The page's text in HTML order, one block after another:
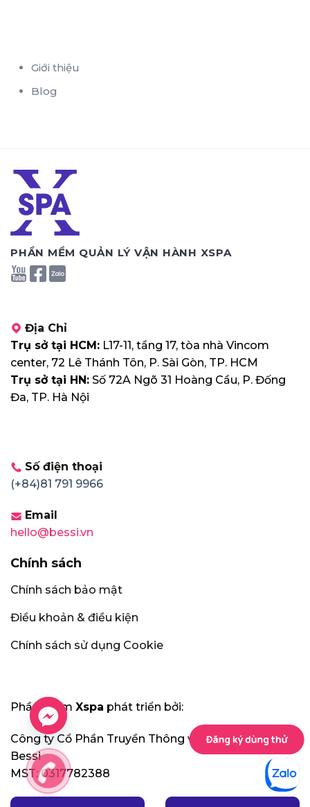
Giới thiệu
Blog
PHẦN MỀM QUẢN LÝ VẬN HÀNH XSPA
Địa Chỉ
Trụ sở tại HCM: L17-11, tầng 17, tòa nhà Vincom
center, 72 Lê Thánh Tôn, P. Sài Gòn, TP. HCM
Trụ sở tại HN: Số 72A Ngõ 31 Hoàng Cầu, P. Đống
Đa, TP. Hà Nội
Số điện thoại
(+84)81 791 9966
Email
hello@bessi.vn
Chính sách
Chính sách bảo mật
Điều khoản & điều kiện
Chính sách sử dụng Cookie
Phần mềm Xspa phát triển bởi:
Công ty Cổ Phần Truyền Thông và Công Nghệ
Bessi
MST: 0317782388